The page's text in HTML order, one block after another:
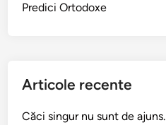
Predici Ortodoxe
Articole recente
Căci singur nu sunt de ajuns.